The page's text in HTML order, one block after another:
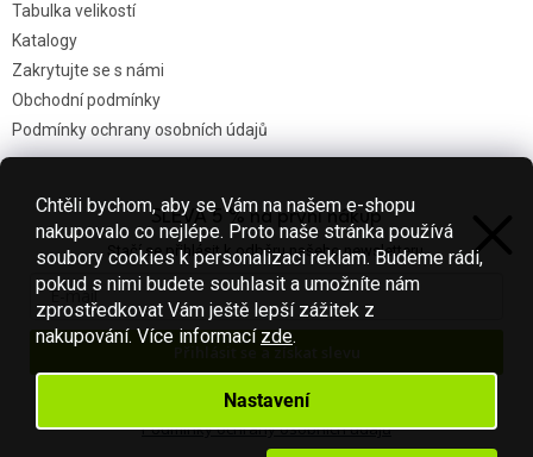
Chtěli bychom, aby se Vám na našem e-shopu
nakupovalo co nejlépe. Proto naše stránka používá
soubory cookies k personalizaci reklam. Budeme rádi,
pokud s nimi budete souhlasit a umožníte nám
zprostředkovat Vám ještě lepší zážitek z
nakupování. Více informací zde.
Nastavení
Tabulka velikostí
Katalogy
Zakrytujte se s námi
Obchodní podmínky
Podmínky ochrany osobních údajů
Nákupní košík
0KS /0 KČ
SLEVA 5 % na první nákup
Stačí se přihlásit k odběru našeho newsletteru.
Přihlásit se a získat slevu
Váš e-mail je u nás v bezpečí.
Podmínky ochrany osobních údajů